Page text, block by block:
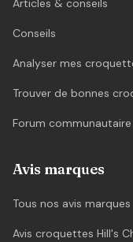
Articles & conseils
Conseils
Analyser mes
Trouver de bonnes
Forum communautaire
Avis marques
Tous nos avis marques
Avis croquettes Hill's